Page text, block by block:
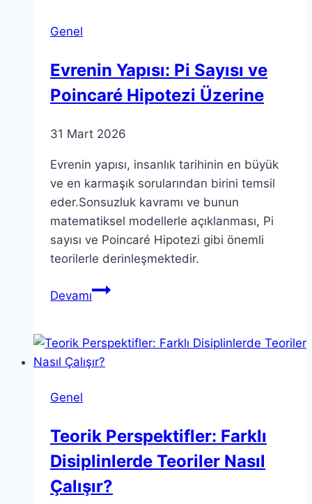
Genel
Evrenin Yapısı: Pi Sayısı ve
Poincaré Hipotezi Üzerine
31 Mart 2026
Evrenin yapısı, insanlık tarihinin en büyük
ve en karmaşık sorularından birini temsil
eder.Sonsuzluk kavramı ve bunun
matematiksel modellerle açıklanması, Pi
sayısı ve Poincaré Hipotezi gibi önemli
teorilerle derinleşmektedir.
DevamıEvrenin
Sayısı
ve
Genel
Teorik Perspektifler: Farklı
Disiplinlerde Teoriler Nasıl
Çalışır?